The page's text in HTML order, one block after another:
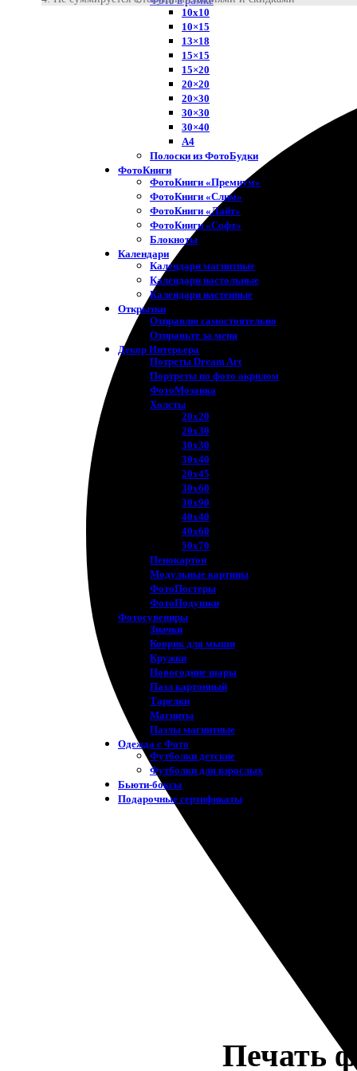
10х10
10×15
13×18
15×15
15×20
20×20
20×30
30×30
30×40
A4
Полоски из ФотоБудки
ФотоКниги
ФотоКниги «Премиум»
ФотоКниги «Слим»
ФотоКниги «Лайт»
ФотоКниги «Софт»
Блокноты
Календари
Календари магнитные
Календари настольные
Календари настенные
Открытки
Отправлю самостоятельно
Отправьте за меня
Декор Интерьера
Потреты Dream Art
Портреты по фото акрилом
ФотоМозаика
Холсты
20х20
20х30
30х30
30х40
20х45
30х60
30х90
40х40
40х60
50х70
Пенокартон
Модульные картины
ФотоПостеры
ФотоПодушки
Фотоcувениры
Значки
Коврик для мыши
Кружки
Новогодние шары
Пазл картонный
Тарелки
Магниты
Пазлы магнитные
Одежда с Фото
Футболки детские
Футболки для взрослых
Бьюти-боксы
Подарочные сертификаты
Печать